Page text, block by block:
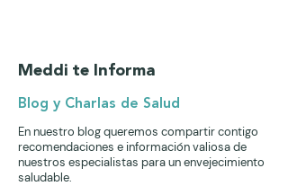
Meddi te Informa
Blog y Charlas de Salud
En nuestro blog queremos compartir contigo
recomendaciones e información valiosa de
nuestros especialistas para un envejecimiento
saludable.